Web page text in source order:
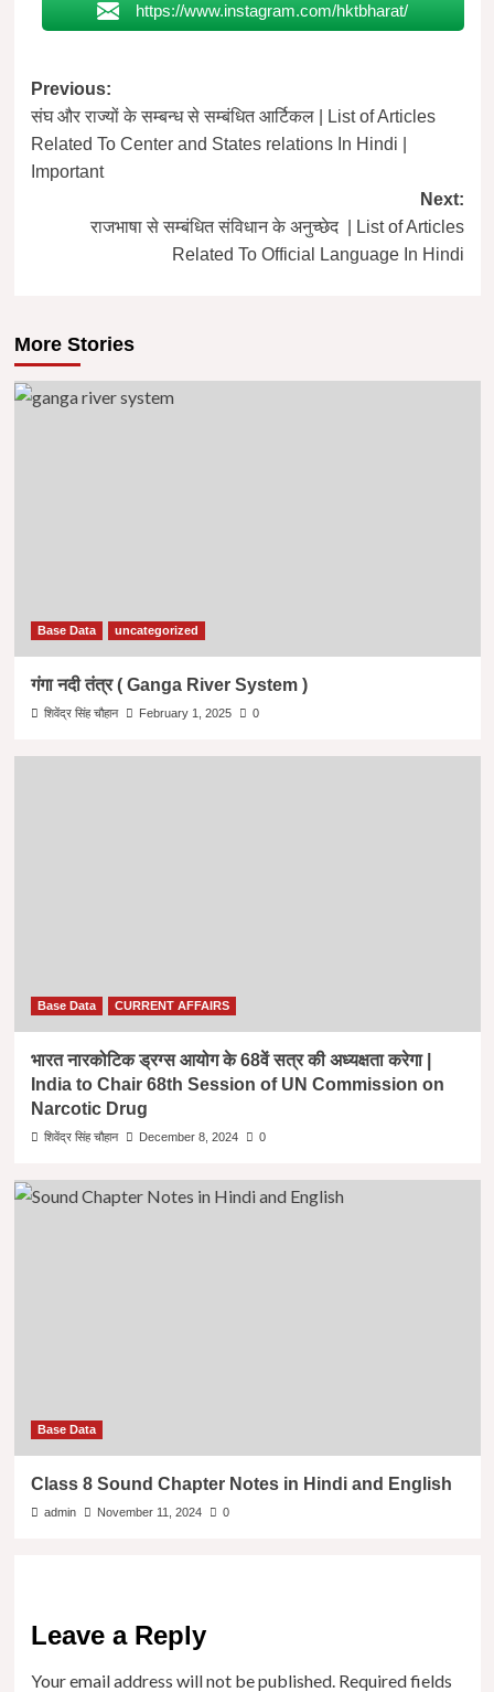
https://www.instagram.com/hktbharat/
Post
navigation
Previous:
संघ और राज्यों के सम्बन्ध से सम्बंधित आर्टिकल | List of Articles
Related To Center and States relations In Hindi |
Important
Next:
राजभाषा से सम्बंधित संविधान के अनुच्छेद | List of Articles
Related To Official Language In Hindi
More Stories
Base Data uncategorized
गंगा नदी तंत्र ( Ganga River System )
शिवेंद्र सिंह चौहान February 1, 2025 0
Base Data CURRENT AFFAIRS
भारत नारकोटिक ड्रग्स आयोग के 68वें सत्र की अध्यक्षता करेगा |
India to Chair 68th Session of UN Commission on
Narcotic Drug
शिवेंद्र सिंह चौहान December 8, 2024 0
Base Data
Class 8 Sound Chapter Notes in Hindi and English
admin November 11, 2024 0
Leave a Reply
Your email address will not be published. Required fields